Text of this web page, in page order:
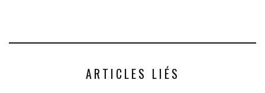
ARTICLES LIÉS